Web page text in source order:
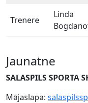
Trenere
Linda
Jaunatne
SALASPILS SPORTA
Mājaslapa: